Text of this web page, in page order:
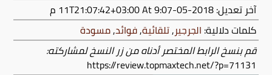
آخر تعديل:2018-05-11T21:07:42+03:00
At 9:07 م
كلمات دلالية: الجرجير,تلقائية,فوائد,مسودة
قم بنسخ الرابط المختصر أدناه من زر النسخ لمشاركته:
https://review.topmaxtech.net/?p=71131